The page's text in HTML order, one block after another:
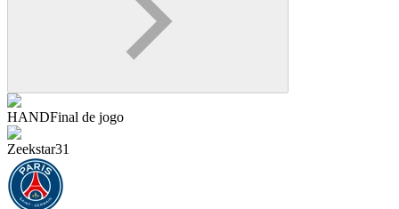
HANDFinal de jogo
Zeekstar31